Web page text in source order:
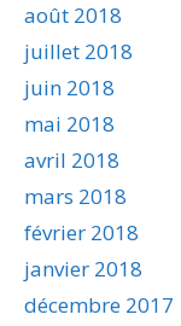
août 2018
juillet 2018
juin 2018
mai 2018
avril 2018
mars 2018
février 2018
janvier 2018
décembre 2017